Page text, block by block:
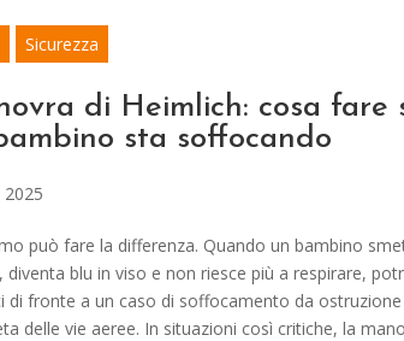
Sicurezza
di Heimlich: cosa fare
sta soffocando
2025
può fare la differenza. Quando un bambino
diventa blu in viso e non riesce più a respirare,
di fronte a un caso di soffocamento da ostruzione
delle vie aeree. In situazioni così critiche, la